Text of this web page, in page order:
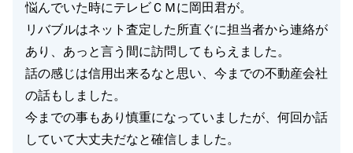
悩んでいた時にテレビＣＭに岡田君が。
リバブルはネット査定した所直ぐに担当者から連絡が
あり、あっと言う間に訪問してもらえました。
話の感じは信用出来るなと思い、今までの不動産会社
の話もしました。
今までの事もあり慎重になっていましたが、何回か話
していて大丈夫だなと確信しました。